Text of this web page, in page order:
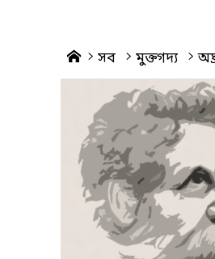
Home
সব মুক্তগদ্য